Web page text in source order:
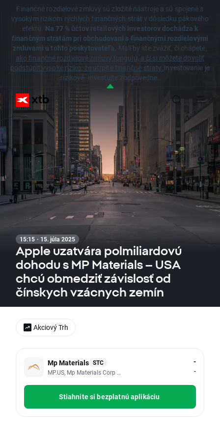
Finančné rozdielové zmluvy sú zložité nástroje a sú spojené s
vysokým rizikom rýchlych finančných strát v dôsledku pákového
efektu. Na 77 % účtov retailových investorov dochádza k
finančným stratám pri obchodovaní s finančnými rozdielovými
zmluvami u tohto poskytovateľa. Mali by ste zvážiť, či chápete,
ako finančné rozdielové zmluvy fungujú, a či si môžete dovoliť
podstúpiť vysoké riziko, že utrpíte finančné straty.Investovanie je
rizikové. Investujte zodpovedne.
15:15 · 15. júla 2025
Apple uzatvára polmiliardovú
dohodu s MP Materials – USA
chcú obmedziť závislosť od
čínskych vzácnych zemín
Mp Materials STC
MP.US, Mp Materials Corp - Class A
-
-
Stiahnite si bezplatnú aplikáciu
Akciový Trh